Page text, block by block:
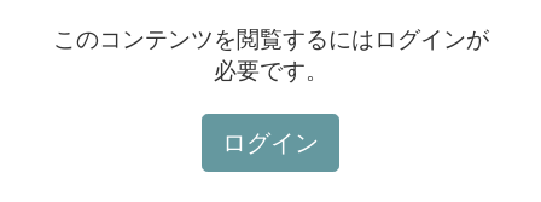
このコンテンツを閲覧するにはログインが
必要です。
ログイン